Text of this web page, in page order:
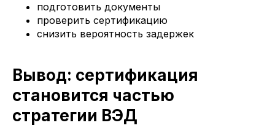
подготовить документы
проверить сертификацию
снизить вероятность задержек
Вывод: сертификация
становится частью
стратегии ВЭД